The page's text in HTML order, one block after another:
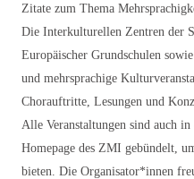
Zitate zum Thema
Die Interkulturellen Zentren der
Europäischer Grundschulen
und mehrsprachige
Chorauftritte, Lesungen und
Alle Veranstaltungen sind auch
Homepage des ZMI gebündelt,
bieten. Die Organisator*innen